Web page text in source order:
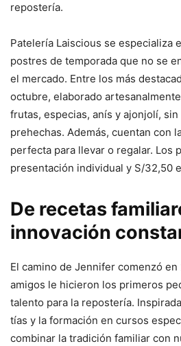
repostería.
Patelería Laiscious se especializa
postres de temporada que no se
el mercado. Entre los más
octubre, elaborado
frutas, especias, anís y ajonjolí,
prehechas. Además, cuentan con
perfecta para llevar o regalar. Los
presentación individual y S/32,50
De recetas
innovación
El camino de Jennifer comenzó en
amigos le hicieron los primeros
talento para la repostería.
tías y la formación en cursos
combinar la tradición familiar con